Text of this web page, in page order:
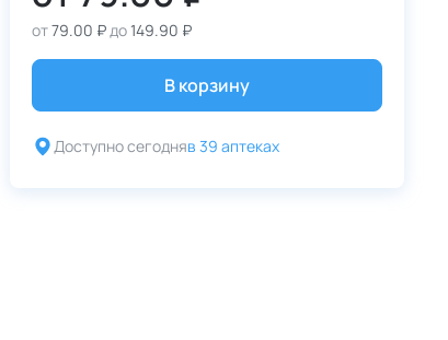
от79.00 ₽до149.90 ₽
В корзину
Доступно сегодняв 39 аптеках